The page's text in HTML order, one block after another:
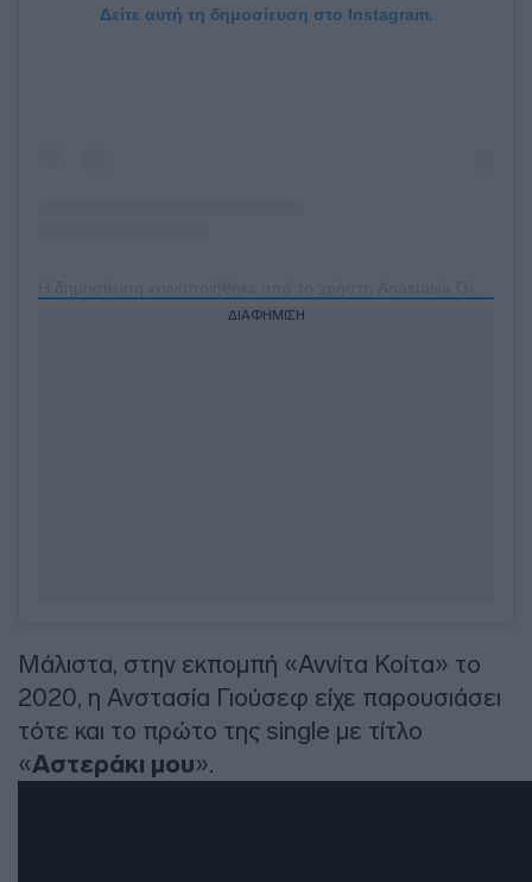
Δείτε αυτή τη δημοσίευση στο Instagram.
ΔΙΑΦΗΜΙΣΗ
Μάλιστα, στην εκπομπή «Αννίτα Κοίτα» το
2020, η Ανστασία Γιούσεφ είχε παρουσιάσει
τότε και το πρώτο της single με τίτλο
«Αστεράκι μου».